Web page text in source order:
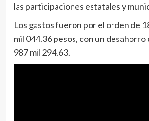
las participaciones estatales y
Los gastos fueron por el orden de
mil 044.36 pesos, con un desahorro
987 mil 294.63.